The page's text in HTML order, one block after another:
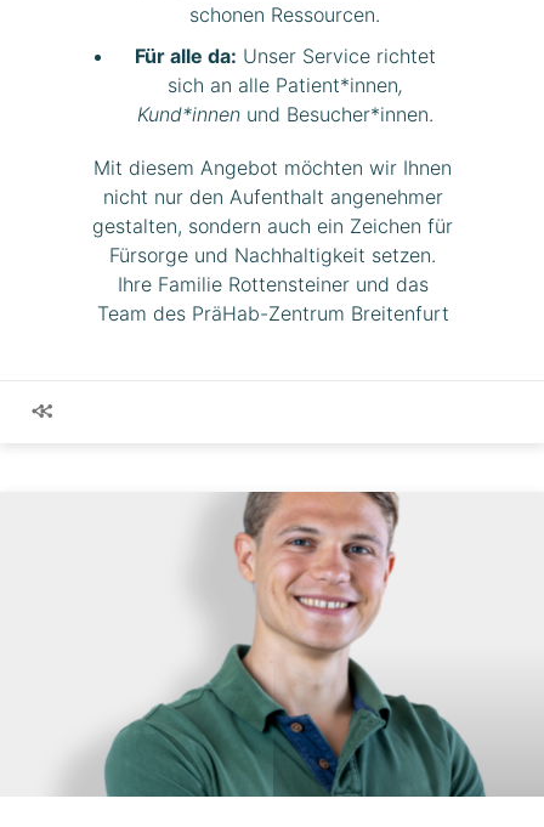
schonen Ressourcen.
Für alle da: Unser Service richtet
sich an alle Patient*innen,
Kund*innenund Besucher*innen.
Mit diesem Angebot möchten wir Ihnen
nicht nur den Aufenthalt angenehmer
gestalten, sondern auch ein Zeichen für
Fürsorge und Nachhaltigkeit setzen.
Ihre Familie Rottensteiner und das
Team des PräHab-Zentrum Breitenfurt